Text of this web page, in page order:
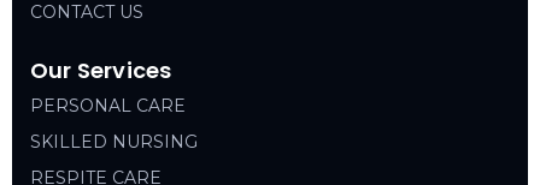
CONTACT US
Our Services
PERSONAL CARE
SKILLED NURSING
RESPITE CARE